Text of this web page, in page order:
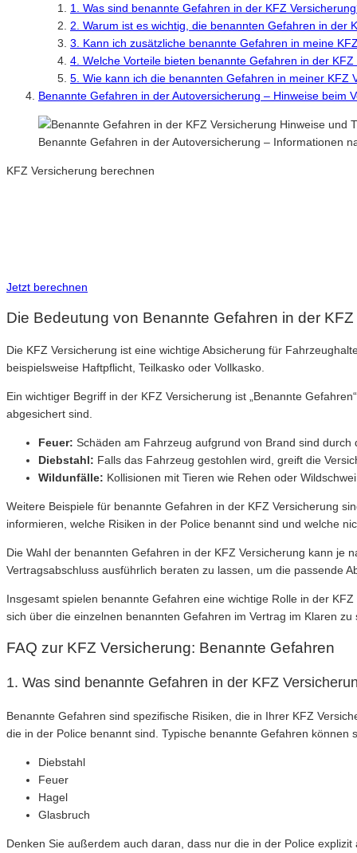
1. Was sind benannte Gefahren in der KFZ
2. Warum ist es wichtig, die benannten Gefahren in der
3. Kann ich zusätzliche benannte Gefahren in meine
4. Welche Vorteile bieten benannte Gefahren in der KFZ
5. Wie kann ich die benannten Gefahren in meiner KFZ
Benannte Gefahren in der Autoversicherung – Hinweise beim
Benannte Gefahren in der Autoversicherung – Informationen
KFZ Versicherung berechnen
Jetzt berechnen
Die Bedeutung von Benannte Gefahren in der
Die KFZ Versicherung ist eine wichtige Absicherung für
beispielsweise Haftpflicht, Teilkasko oder Vollkasko.
Ein wichtiger Begriff in der KFZ Versicherung ist „Benannte
abgesichert sind.
Feuer: Schäden am Fahrzeug aufgrund von Brand sind
Diebstahl: Falls das Fahrzeug gestohlen wird, greift die
Wildunfälle: Kollisionen mit Tieren wie Rehen oder
Weitere Beispiele für benannte Gefahren in der KFZ Versicherung
informieren, welche Risiken in der Police benannt sind und welche
Die Wahl der benannten Gefahren in der KFZ Versicherung kann je
Vertragsabschluss ausführlich beraten zu lassen, um die passende
Insgesamt spielen benannte Gefahren eine wichtige Rolle in der
sich über die einzelnen benannten Gefahren im Vertrag im Klaren
FAQ zur KFZ Versicherung: Benannte Gefahren
1. Was sind benannte Gefahren in der KFZ
Benannte Gefahren sind spezifische Risiken, die in Ihrer KFZ
die in der Police benannt sind. Typische benannte Gefahren können
Diebstahl
Feuer
Hagel
Glasbruch
Denken Sie außerdem auch daran, dass nur die in der Police